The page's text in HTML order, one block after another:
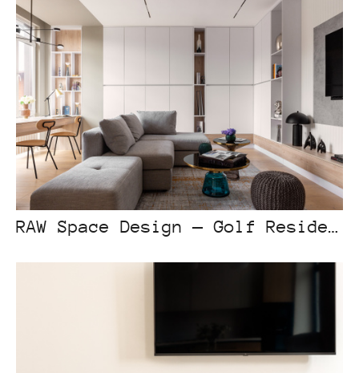
RAW Space Design — Golf Residence